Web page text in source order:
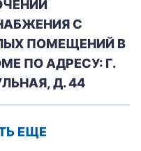
С
ПОМЕЩЕНИЙ В
ПО АДРЕСУ: Г.
Д. 44
ЕЩЕ